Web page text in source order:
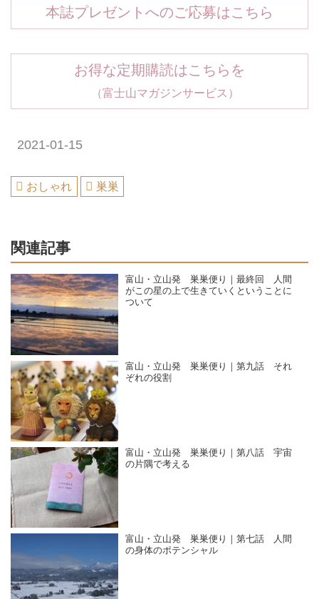
本誌プレゼントへのご応募はこちら
お得な定期購読はこちらを
（富士山マガジンサービス）
2021-01-15
おしゃれ 巣巣
関連記事
富山・立山発 巣巣便り｜最終回 人間
がこの星の上で生きていくということに
ついて
富山・立山発 巣巣便り｜第九話 それ
ぞれの役割
富山・立山発 巣巣便り｜第八話 宇宙
の片隅で考える
富山・立山発 巣巣便り｜第七話 人間
の身体のポテンシャル